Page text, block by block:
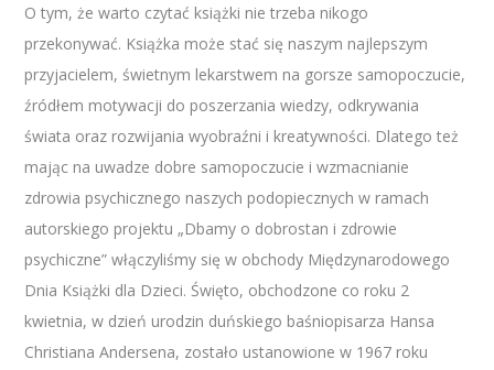
O tym, że warto czytać książki nie trzeba nikogo
przekonywać. Książka może stać się naszym najlepszym
przyjacielem, świetnym lekarstwem na gorsze samopoczucie,
źródłem motywacji do poszerzania wiedzy, odkrywania
świata oraz rozwijania wyobraźni i kreatywności. Dlatego też
mając na uwadze dobre samopoczucie i wzmacnianie
zdrowia psychicznego naszych podopiecznych w ramach
autorskiego projektu „Dbamy o dobrostan i zdrowie
psychiczne” włączyliśmy się w obchody Międzynarodowego
Dnia Książki dla Dzieci. Święto, obchodzone co roku 2
kwietnia, w dzień urodzin duńskiego baśniopisarza Hansa
Christiana Andersena, zostało ustanowione w 1967 roku